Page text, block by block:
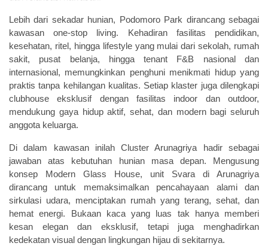
Lebih dari sekadar hunian, Podomoro Park dirancang sebagai
kawasan one-stop living. Kehadiran fasilitas pendidikan,
kesehatan, ritel, hingga lifestyle yang mulai dari sekolah, rumah
sakit, pusat belanja, hingga tenant F&B nasional dan
internasional, memungkinkan penghuni menikmati hidup yang
praktis tanpa kehilangan kualitas. Setiap klaster juga dilengkapi
clubhouse eksklusif dengan fasilitas indoor dan outdoor,
mendukung gaya hidup aktif, sehat, dan modern bagi seluruh
anggota keluarga.
Di dalam kawasan inilah Cluster Arunagriya hadir sebagai
jawaban atas kebutuhan hunian masa depan. Mengusung
konsep Modern Glass House, unit Svara di Arunagriya
dirancang untuk memaksimalkan pencahayaan alami dan
sirkulasi udara, menciptakan rumah yang terang, sehat, dan
hemat energi. Bukaan kaca yang luas tak hanya memberi
kesan elegan dan eksklusif, tetapi juga menghadirkan
kedekatan visual dengan lingkungan hijau di sekitarnya.